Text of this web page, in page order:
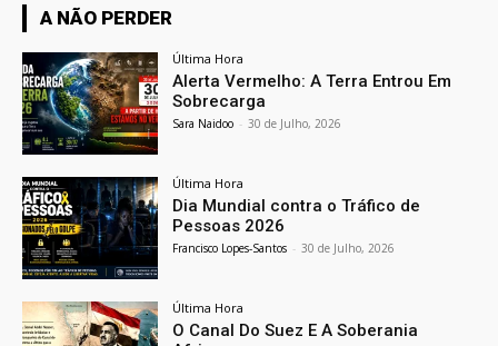
A NÃO PERDER
Última Hora
Alerta Vermelho: A Terra Entrou Em
Sobrecarga
Sara Naidoo - 30 de Julho, 2026
Última Hora
Dia Mundial contra o Tráfico de
Pessoas 2026
Francisco Lopes-Santos - 30 de Julho, 2026
Última Hora
O Canal Do Suez E A Soberania